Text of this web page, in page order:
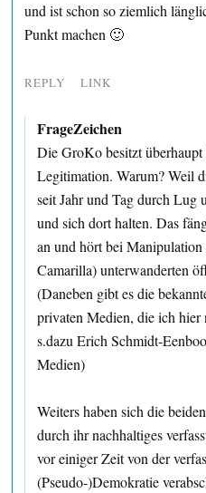
und ist schon so ziemlich
Punkt machen 🙂
REPLY LINK
FrageZeichen
Die GroKo besitzt
Legitimation. Warum? Weil
seit Jahr und Tag durch Lug
und sich dort halten. Das
an und hört bei
Camarilla) unterwanderten
(Daneben gibt es die
privaten Medien, die ich
s.dazu Erich Schmidt-
Medien)
Weiters haben sich die
durch ihr nachhaltiges
vor einiger Zeit von der
(Pseudo-)Demokratie